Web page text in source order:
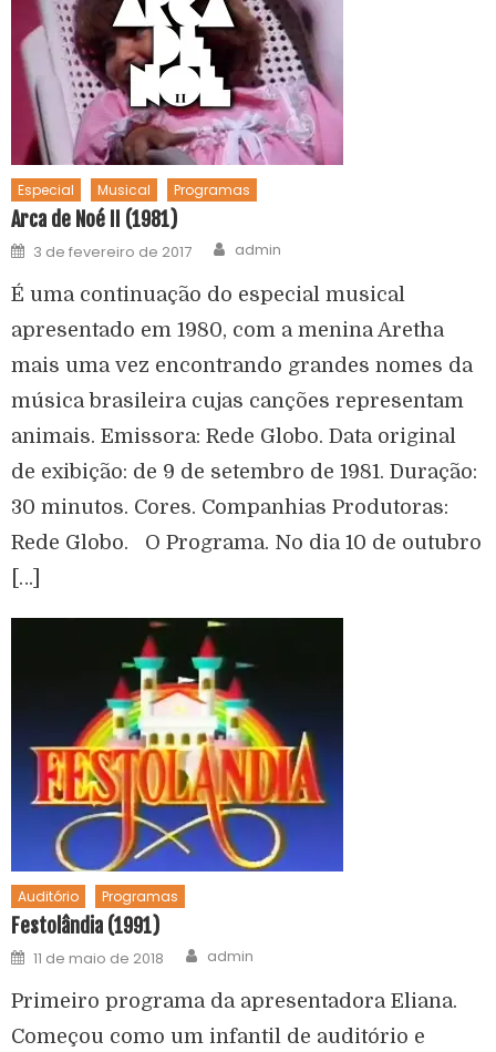
Especial Musical Programas
Arca de Noé II (1981)
3 de fevereiro de 2017 admin
É uma continuação do especial musical
apresentado em 1980, com a menina Aretha
mais uma vez encontrando grandes nomes da
música brasileira cujas canções representam
animais. Emissora: Rede Globo. Data original
de exibição: de 9 de setembro de 1981. Duração:
30 minutos. Cores. Companhias Produtoras:
Rede Globo. O Programa. No dia 10 de outubro
[…]
Auditório Programas
Festolândia (1991)
11 de maio de 2018 admin
Primeiro programa da apresentadora Eliana.
Começou como um infantil de auditório e